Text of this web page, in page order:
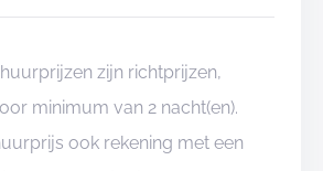
zijn richtprijzen,
minimum van 2 nacht(en).
ook rekening met een